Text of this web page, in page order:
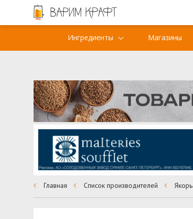
Ингредиенты Магазины
Главная Список производителей Якорь